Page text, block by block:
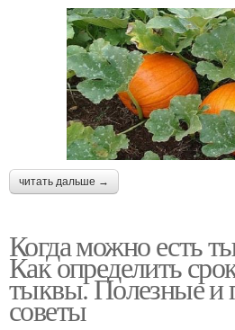
читать дальше →
Когда можно есть
Как определить
тыквы. Полезные и
советы